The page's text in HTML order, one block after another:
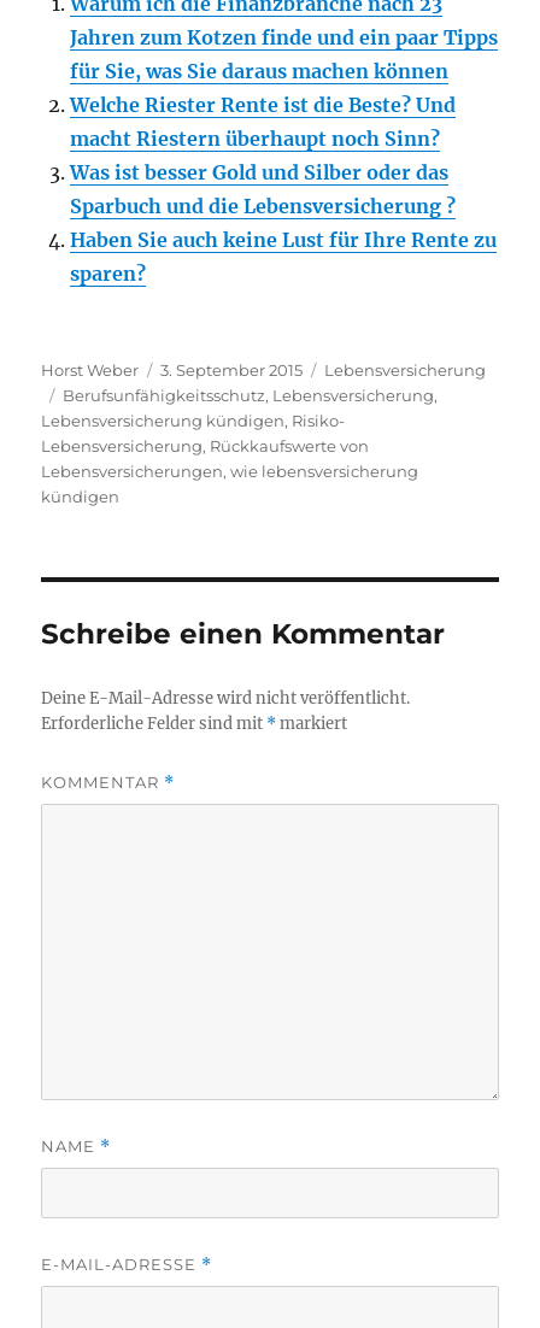
Jahren zum Kotzen finde und ein paar Tipps
für Sie, was Sie daraus machen können
Welche Riester Rente ist die Beste? Und
macht Riestern überhaupt noch Sinn?
Was ist besser Gold und Silber oder das
Sparbuch und die Lebensversicherung ?
Haben Sie auch keine Lust für Ihre Rente zu
sparen?
Autor
Horst Weber
Veröffentlicht
am
3. September 2015 Kategorien
Lebensversicherung
Schlagwörter
Berufsunfähigkeitsschutz, Lebensversicherung,
Lebensversicherung kündigen, Risiko-
Lebensversicherung, Rückkaufswerte von
Lebensversicherungen,wie lebensversicherung
kündigen
Schreibe einen Kommentar
Deine E-Mail-Adresse wird nicht veröffentlicht.
Erforderliche Felder sind mit *markiert
KOMMENTAR *
NAME *
E-MAIL-ADRESSE *